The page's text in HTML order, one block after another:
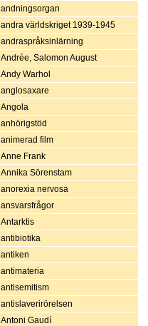
andningsorgan
andra världskriget 1939-1945
andraspråksinlärning
Andrée, Salomon August
Andy Warhol
anglosaxare
Angola
anhörigstöd
animerad film
Anne Frank
Annika Sörenstam
anorexia nervosa
ansvarsfrågor
Antarktis
antibiotika
antiken
antimateria
antisemitism
antislaverirörelsen
Antoni Gaudí